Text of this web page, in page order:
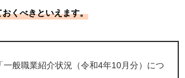
くべきといえます。
一般職業紹介状況（令和4年10月分）につ